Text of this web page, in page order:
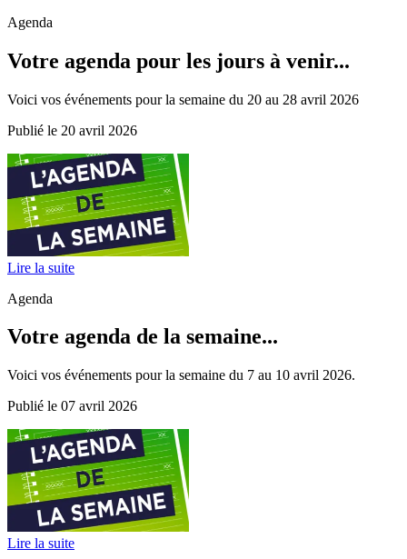
Agenda
Votre agenda pour les jours à venir...
Voici vos événements pour la semaine du 20 au 28 avril 2026
Publié le 20 avril 2026
Lire la suite
Agenda
Votre agenda de la semaine...
Voici vos événements pour la semaine du 7 au 10 avril 2026.
Publié le 07 avril 2026
Lire la suite